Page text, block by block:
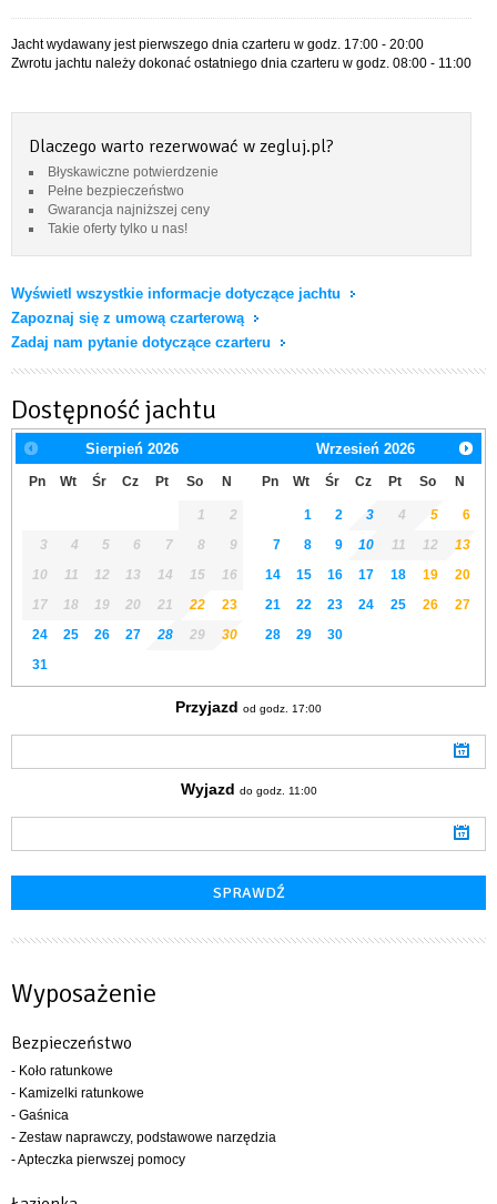
Jacht wydawany jest pierwszego dnia czarteru w godz. 17:00 - 20:00
Zwrotu jachtu należy dokonać ostatniego dnia czarteru w godz. 08:00 - 11:00
Dlaczego warto rezerwować w zegluj.pl?
Błyskawiczne potwierdzenie
Pełne bezpieczeństwo
Gwarancja najniższej ceny
Takie oferty tylko u nas!
Wyświetl wszystkie informacje dotyczące jachtu
Zapoznaj się z umową czarterową
Zadaj nam pytanie dotyczące czarteru
Dostępność jachtu
Sierpień 2026
Pn Wt Śr Cz Pt So N
1
2
3
4 5 6 7 8
9
10
11 12 13 14 15
16
17
18 19 20 21 22
23
24
25 26 27 28 29
30
31
Wrzesień 2026
Pn Wt Śr Cz Pt So N
1 2 3 4 5
6
7
8 9 10 11 12
13
14
15 16 17 18 19
20
21
22 23 24 25 26
27
28
29 30
Przyjazd od godz. 17:00
Wyjazd do godz. 11:00
Wyposażenie
Bezpieczeństwo
- Koło ratunkowe
- Kamizelki ratunkowe
- Gaśnica
- Zestaw naprawczy, podstawowe narzędzia
- Apteczka pierwszej pomocy